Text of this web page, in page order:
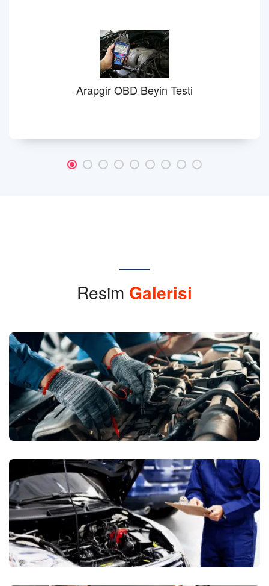
Arapgir OBD Beyin Testi
Resim Galerisi